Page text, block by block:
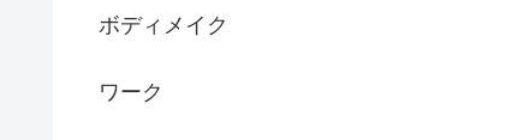
ボディメイク
ワーク